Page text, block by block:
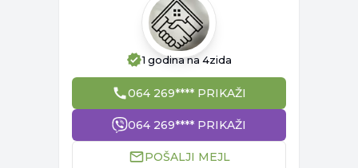
1 godinana 4zida
064 269**** PRIKAŽI
064 269**** PRIKAŽI
POŠALJI MEJL